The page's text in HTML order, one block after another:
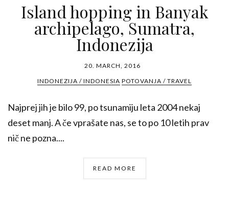
Island hopping in Banyak
archipelago, Sumatra,
Indonezija
20. MARCH, 2016
INDONEZIJA / INDONESIA POTOVANJA / TRAVEL
Najprej jih je bilo 99, po tsunamiju leta 2004 nekaj
deset manj. A če vprašate nas, se to po 10 letih prav
nič ne pozna....
READ MORE